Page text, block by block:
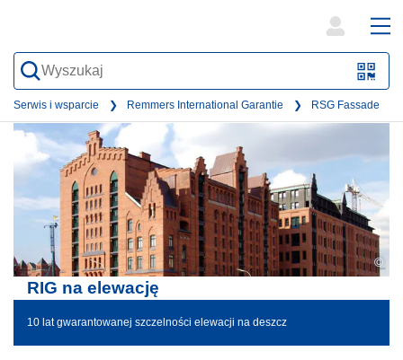
QR-
Code
form
Serwis i wsparcie Remmers International Garantie RSG Fassade
©
RIG na elewację
10 lat gwarantowanej szczelności elewacji na deszcz